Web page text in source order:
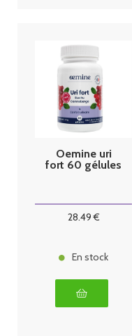
Oemine uri
fort 60 gélules
28.49€
En stock